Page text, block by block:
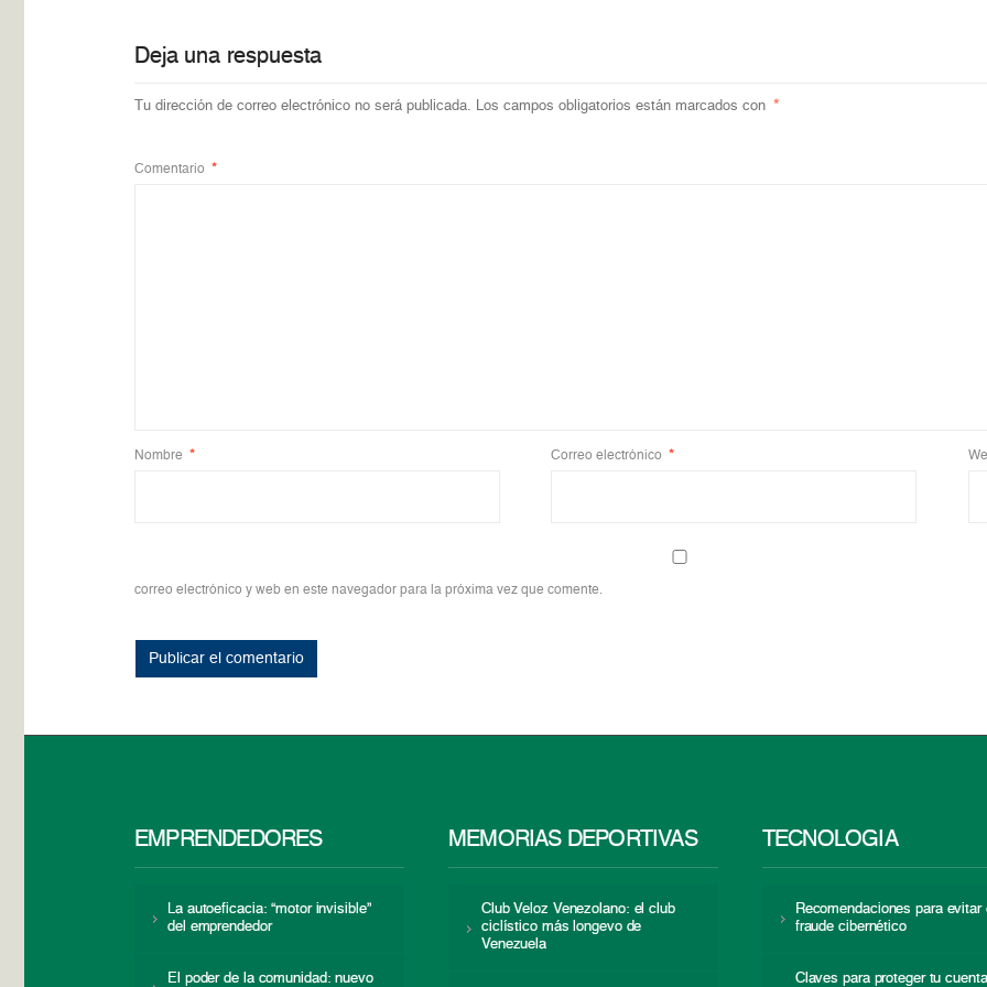
Deja una respuesta
Tu dirección de correo electrónico no será publicada. Los campos obligatorios están marcados con *
Comentario *
Nombre * Correo electrónico *
correo electrónico y web en este navegador para la próxima vez que comente.
EMPRENDEDORES
La autoeficacia: “motor invisible”
del emprendedor
El poder de la comunidad: nuevo
MEMORIAS DEPORTIVAS
Club Veloz Venezolano: el club
ciclístico más longevo de
Venezuela
TECNOLOGÍA
Recomendaciones para evitar
fraude cibernético
Claves para proteger tu cuenta